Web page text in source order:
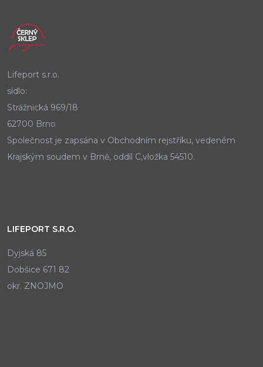
Lifeport s.r.o.
sídlo:
Strážnická 969/18
62700 Brno
Společnost je zapsána v Obchodním rejstříku, vedeném
Krajským soudem v Brně, oddíl C,vložka 54510.
LIFEPORT S.R.O.
Dyjská 85
Dobšice 671 82
okr. ZNOJMO